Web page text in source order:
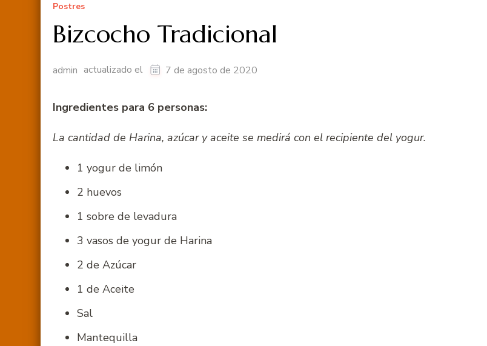
Postres
Bizcocho Tradicional
admin actualizado el 7 de agosto de 2020
Ingredientes para 6 personas:
La cantidad de Harina, azúcar y aceite se medirá con el recipiente del yogur.
1 yogur de limón
2 huevos
1 sobre de levadura
3 vasos de yogur de Harina
2 de Azúcar
1 de Aceite
Sal
Mantequilla